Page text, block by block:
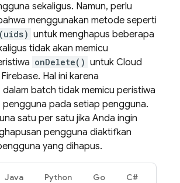
sekaligus. Namun, perlu
menggunakan metode seperti
untuk menghapus beberapa
tidak akan memicu
onDelete() untuk Cloud
. Hal ini karena
batch tidak memicu peristiwa
pada setiap pengguna.
satu per satu jika Anda ingin
pengguna diaktifkan
yang dihapus.
Java Python Go C#